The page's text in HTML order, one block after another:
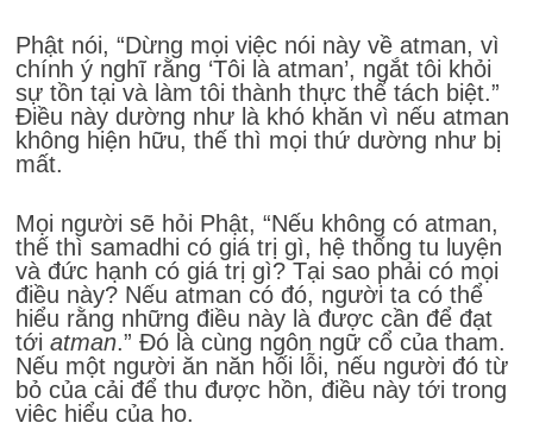
Phật nói, “Dừng mọi việc nói này về atman, vì
chính ý nghĩ rằng ‘Tôi là atman’, ngắt tôi khỏi
sự tồn tại và làm tôi thành thực thể tách biệt.”
Điều này dường như là khó khăn vì nếu atman
không hiện hữu, thế thì mọi thứ dường như bị
mất.
Mọi người sẽ hỏi Phật, “Nếu không có atman,
thế thì samadhi có giá trị gì, hệ thống tu luyện
và đức hạnh có giá trị gì? Tại sao phải có mọi
điều này? Nếu atman có đó, người ta có thể
hiểu rằng những điều này là được cần để đạt
tới atman.” Đó là cùng ngôn ngữ cổ của tham.
Nếu một người ăn năn hối lỗi, nếu người đó từ
bỏ của cải để thu được hồn, điều này tới trong
việc hiểu của họ.